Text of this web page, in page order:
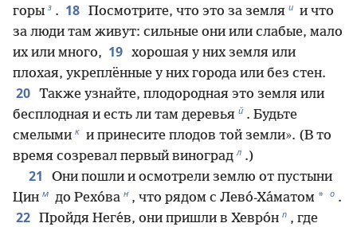
горы з . 18 Посмотрите, что это за земля и и что
за люди там живут: сильные они или слабые, мало
их или много, 19 хорошая у них земля или
плохая, укреплённые у них города или без стен.
20 Также узнайте, плодородная это земля или
бесплодная и есть ли там деревья й . Будьте
смелыми к и принесите плодов той земли». (В то
время созревал первый виноград л .)
21
Они пошли и осмотрели землю от пустыни
Цин м до Рехо́ва н , что рядом с Лево́-Ха́матом * о .
22 Пройдя Неге́в, они пришли в Хевро́н п , где